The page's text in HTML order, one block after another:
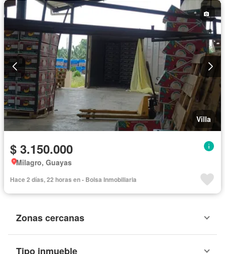
Villa
$ 3.150.000
Milagro, Guayas
Hace 2 días, 22 horas en - Bolsa Inmobiliaria
Zonas cercanas
Tipo inmueble